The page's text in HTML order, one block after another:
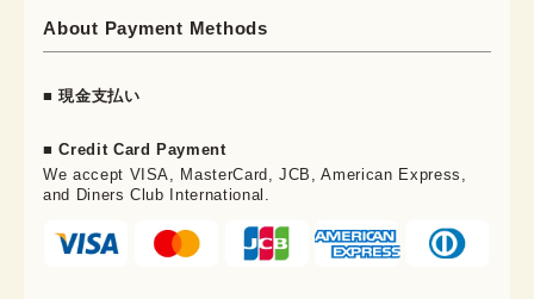
About Payment Methods
■ 現金支払い
■ Credit Card Payment
We accept VISA, MasterCard, JCB, American Express,
and Diners Club International.